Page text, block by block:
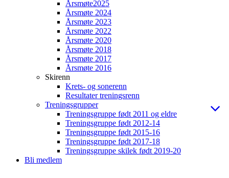
Årsmøte2025
Årsmøte 2024
Årsmøte 2023
Årsmøte 2022
Årsmøte 2020
Årsmøte 2018
Årsmøte 2017
Årsmøte 2016
Skirenn
Krets- og sonerenn
Resultater treningsrenn
Treningsgrupper
Treningsgruppe født 2011 og eldre
Treningsgruppe født 2012-14
Treningsgruppe født 2015-16
Treningsgruppe født 2017-18
Treningsgruppe skilek født 2019-20
Bli medlem